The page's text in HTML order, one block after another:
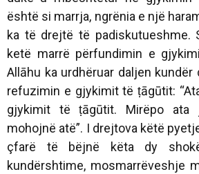
është si marrja, ngrënia e një
ka të drejtë të padiskutueshme.
ketë marrë përfundimin e
Allāhu ka urdhëruar daljen kundër
refuzimin e gjykimit të ṭāgūtit:
gjykimit të ṭāgūtit. Mirëpo ata
mohojnë atë”. I drejtova këtë
çfarë të bëjnë këta dy
kundërshtime, mosmarrëveshje